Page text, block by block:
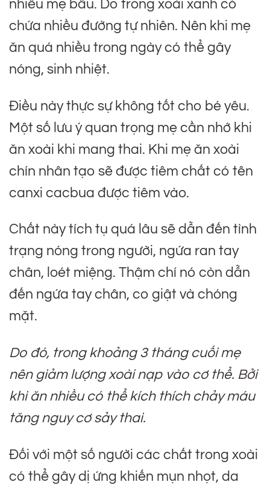
nhiều mẹ bầu. Do trong xoài xanh có
chứa nhiều đường tự nhiên. Nên khi mẹ
ăn quá nhiều trong ngày có thể gây
nóng, sinh nhiệt.
Điều này thực sự không tốt cho bé yêu.
Một số lưu ý quan trọng mẹ cần nhớ khi
ăn xoài khi mang thai. Khi mẹ ăn xoài
chín nhân tạo sẽ được tiêm chất có tên
canxi cacbua được tiêm vào.
Chất này tích tụ quá lâu sẽ dẫn đến tình
trạng nóng trong người, ngứa ran tay
chân, loét miệng. Thậm chí nó còn dẫn
đến ngứa tay chân, co giật và chóng
mặt.
Do đó, trong khoảng 3 tháng cuối mẹ
nên giảm lượng xoài nạp vào cơ thể. Bởi
khi ăn nhiều có thể kích thích chảy máu
tăng nguy cơ sảy thai.
Đối với một số người các chất trong xoài
có thể gây dị ứng khiến mụn nhọt, da